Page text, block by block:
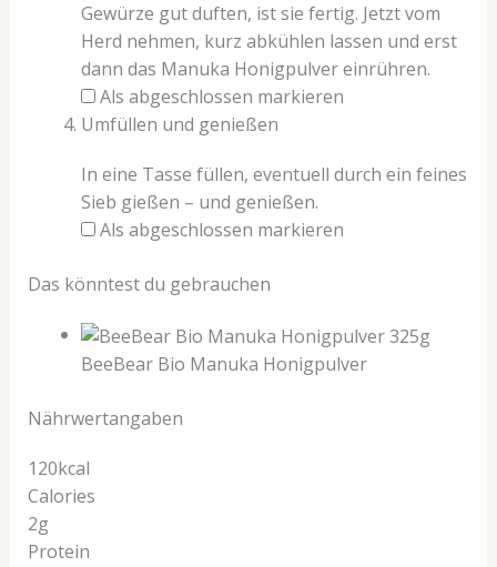
Gewürze gut duften, ist sie fertig. Jetzt vom
Herd nehmen, kurz abkühlen lassen und erst
dann das Manuka Honigpulver einrühren.
Als abgeschlossen markieren
Umfüllen und genießen
In eine Tasse füllen, eventuell durch ein feines
Sieb gießen – und genießen.
Als abgeschlossen markieren
Das könntest du gebrauchen
BeeBear Bio Manuka Honigpulver
Nährwertangaben
120kcal
Calories
2g
Protein